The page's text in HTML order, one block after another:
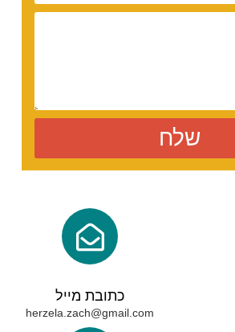
שלח
כתובת מייל
herzela.zach@gmail.com